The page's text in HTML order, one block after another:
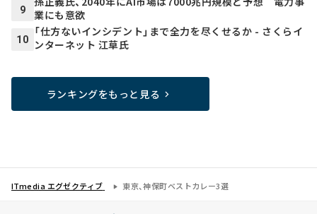
9
業にも意欲
10
「仕方ないインシデント」まで全力を尽くせるか - さくらイ
ンターネット 江草氏
ランキングをもっと見る
ITmedia エグゼクティブ 東京、神保町ベストカレー3選